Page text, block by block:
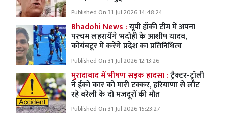
Published On 31 Jul 2026 14:48:24
Bhadohi News :यूपी हॉकी टीम में अपना
परचम लहरायेंगे भदोही के आशीष यादव,
कोयंबटूर में करेंगे प्रदेश का प्रतिनिधित्व
Published On 31 Jul 2026 12:13:26
मुरादाबाद में भीषण सड़क हादसा :ट्रैक्टर-ट्रॉली
ने ईको कार को मारी टक्कर, हरियाणा से लौट
रहे बरेली के दो मजदूरों की मौत
Published On 31 Jul 2026 15:23:27